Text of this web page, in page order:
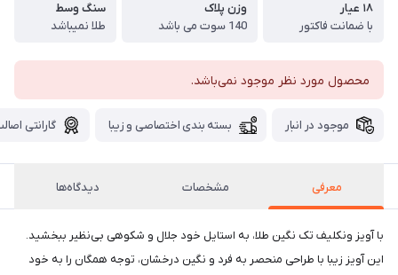
۱۸ عیار
با ضمانت فاکتور
وزن پلاک
140 سوت می باشد
سنگ وسط
طلا نمیباشد
محصول مورد نظر موجود نمی‌باشد.
موجود در انبار بسته بندی اختصاصی و زیبا گارانتی
معرفی مشخصات دیدگاه‌ها
با آویز ونکلیف تک نگین طلا، به استایل خود جلال و شکوهی بی‌نظیر ببخشید.
این آویز زیبا با طراحی منحصر به فرد و نگین درخشان، توجه همگان را به خود